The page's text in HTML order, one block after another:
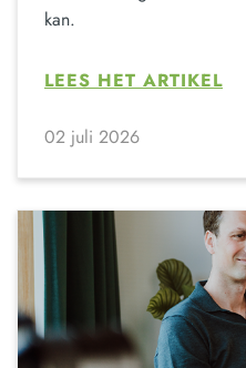
kan.
LEES HET ARTIKEL
02 juli 2026